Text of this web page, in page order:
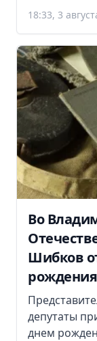
18:33, 3
Во
Шибков
рождения
депутаты
днем